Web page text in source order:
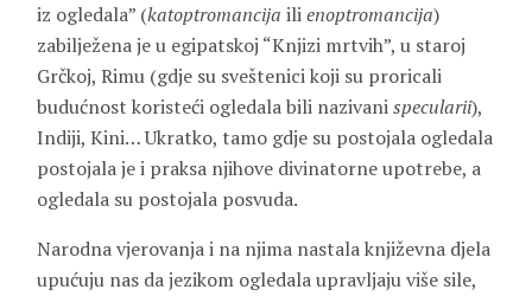
iz ogledala” (katoptromancija ilienoptromancija)
zabilježena je u egipatskoj “Knjizi mrtvih”, u staroj
Grčkoj, Rimu (gdje su sveštenici koji su proricali
budućnost koristeći ogledala bili nazivanispecularii),
Indiji, Kini… Ukratko, tamo gdje su postojala ogledala
postojala je i praksa njihove divinatorne upotrebe, a
ogledala su postojala posvuda.
Narodna vjerovanja i na njima nastala književna djela
upućuju nas da jezikom ogledala upravljaju više sile,